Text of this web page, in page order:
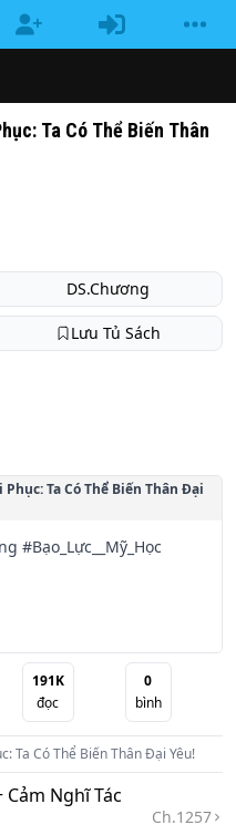
Ta Có Thể Biến Thân
DS.Chương
Lưu Tủ Sách
Ta Có Thể Biến Thân Đại
#Bạo_Lực__Mỹ_Học
khôi phục, từng tòa cấm
191K
đọc
0
bình
Ta Có Thể Biến Thân Đại Yêu!
Nghĩ Tác
Ch.1257